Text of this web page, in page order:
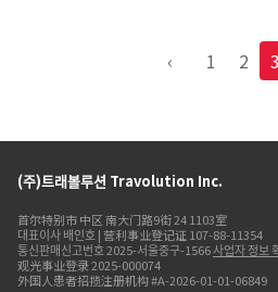
‹ 1 2 3
(주)트래볼루션 Travolution Inc.
首尔特别市 中区 南大门路9街 24 1103室
대표이사 배인호 | 营利事业登记证 107-88-11354
통신판매신고번호 2025-서울중구-1566사업자 정보
观光事业登录 2025-000074
外国人患者招揽注册机构 #A-2026-01-01-06849